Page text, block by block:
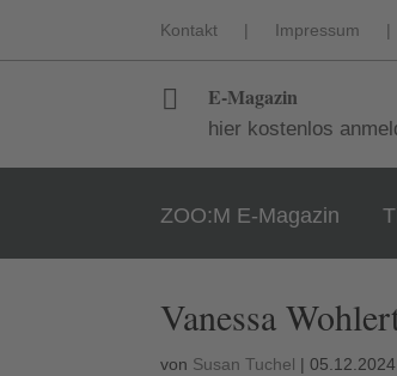
Kontakt | Impressum |
 E-Magazin
hier kostenlos
ZOO:M E-Magazin
Vanessa
von Susan Tuchel |05.12.2024